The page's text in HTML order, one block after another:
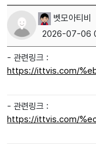
벳모아티비
2026-07-06
- 관련링크 :
https://ittvis.com/
- 관련링크 :
https://ittvis.com/